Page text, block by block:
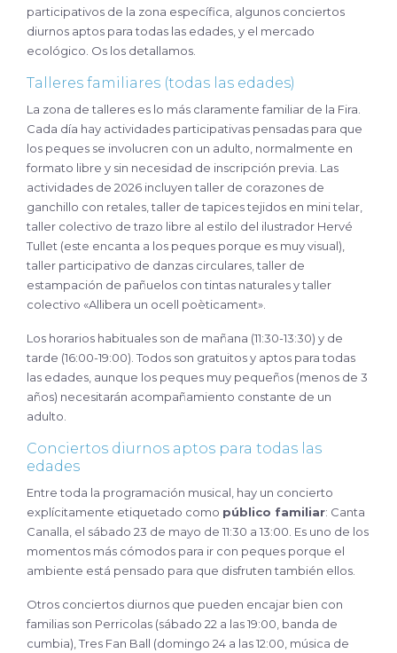
participativos de la zona específica, algunos conciertos
diurnos aptos para todas las edades, y el mercado
ecológico. Os los detallamos.
Talleres familiares (todas las edades)
La zona de talleres es lo más claramente familiar de la Fira.
Cada día hay actividades participativas pensadas para que
los peques se involucren con un adulto, normalmente en
formato libre y sin necesidad de inscripción previa. Las
actividades de 2026 incluyen taller de corazones de
ganchillo con retales, taller de tapices tejidos en mini telar,
taller colectivo de trazo libre al estilo del ilustrador Hervé
Tullet (este encanta a los peques porque es muy visual),
taller participativo de danzas circulares, taller de
estampación de pañuelos con tintas naturales y taller
colectivo «Allibera un ocell poèticament».
Los horarios habituales son de mañana (11:30-13:30) y de
tarde (16:00-19:00). Todos son gratuitos y aptos para todas
las edades, aunque los peques muy pequeños (menos de 3
años) necesitarán acompañamiento constante de un
adulto.
Conciertos diurnos aptos para todas las
edades
Entre toda la programación musical, hay un concierto
explícitamente etiquetado como público familiar: Canta
Canalla, el sábado 23 de mayo de 11:30 a 13:00. Es uno de los
momentos más cómodos para ir con peques porque el
ambiente está pensado para que disfruten también ellos.
Otros conciertos diurnos que pueden encajar bien con
familias son Perricolas (sábado 22 a las 19:00, banda de
cumbia), Tres Fan Ball (domingo 24 a las 12:00, música de